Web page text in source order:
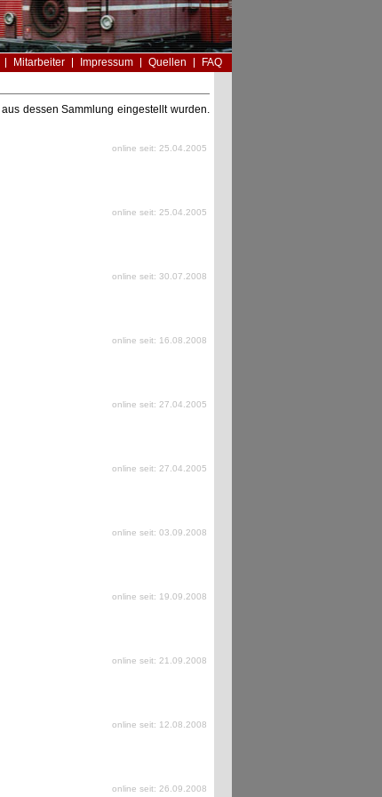
Mitarbeiter Impressum Quellen
FAQ
dessen Sammlung eingestellt wurden.
online seit: 25.04.2005
online seit: 25.04.2005
online seit: 30.07.2008
online seit: 16.08.2008
online seit: 27.04.2005
online seit: 27.04.2005
online seit: 03.09.2008
online seit: 19.09.2008
online seit: 21.09.2008
online seit: 12.08.2008
online seit: 26.09.2008